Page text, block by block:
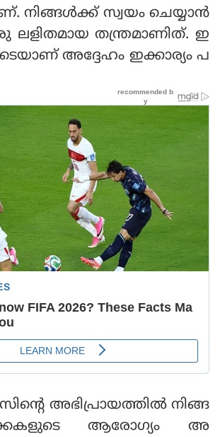
നിങ്ങള്‍ക്ക് സ്വയം ചെയ്യാന്‍
ലളിതമായ തന്ത്രമാണിത്. ഇ
അദ്ദേഹം ഇക്കാര്യം പ
അഭിപ്രായത്തില്‍ നിങ്ങ
ആരോഗ്യം അ